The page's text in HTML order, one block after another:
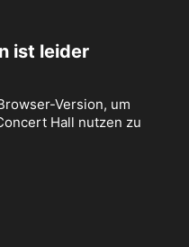
ist leider
Version, um
Hall nutzen zu